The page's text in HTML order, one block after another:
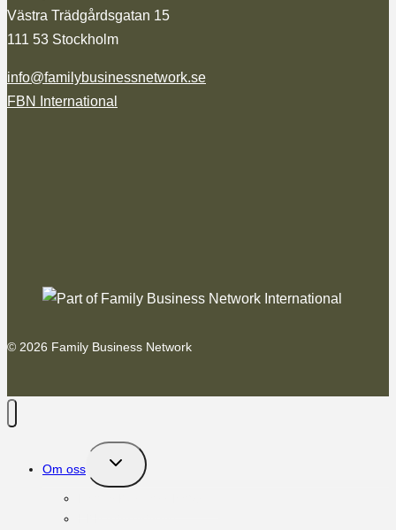
Västra Trädgårdsgatan 15
111 53 Stockholm
info@familybusinessnetwork.se
FBN International
© 2026 Family Business Network
Om oss
Toggle
menu